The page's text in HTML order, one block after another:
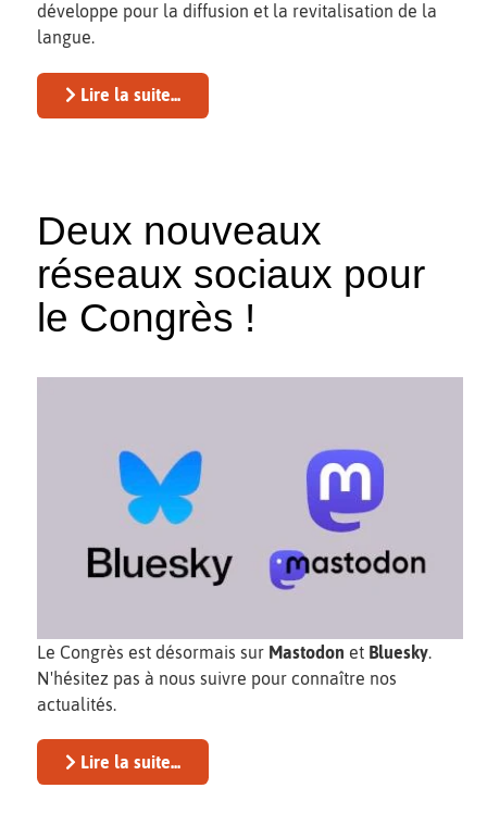
développe pour la diffusion et la revitalisation de la
langue.
Lire la suite...
Deux nouveaux
réseaux sociaux pour
le Congrès !
Le Congrès est désormais sur Mastodon et Bluesky
N'hésitez pas à nous suivre pour connaître nos
actualités.
Lire la suite...